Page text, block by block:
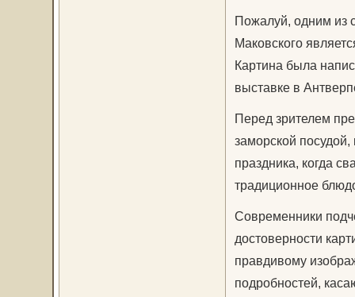
Пожалуй, одним из
Маковского
Картина была
выставке в
Перед зрителем
заморской
праздника, когда
традиционное
Современники
достоверности
правдивому
подробностей,